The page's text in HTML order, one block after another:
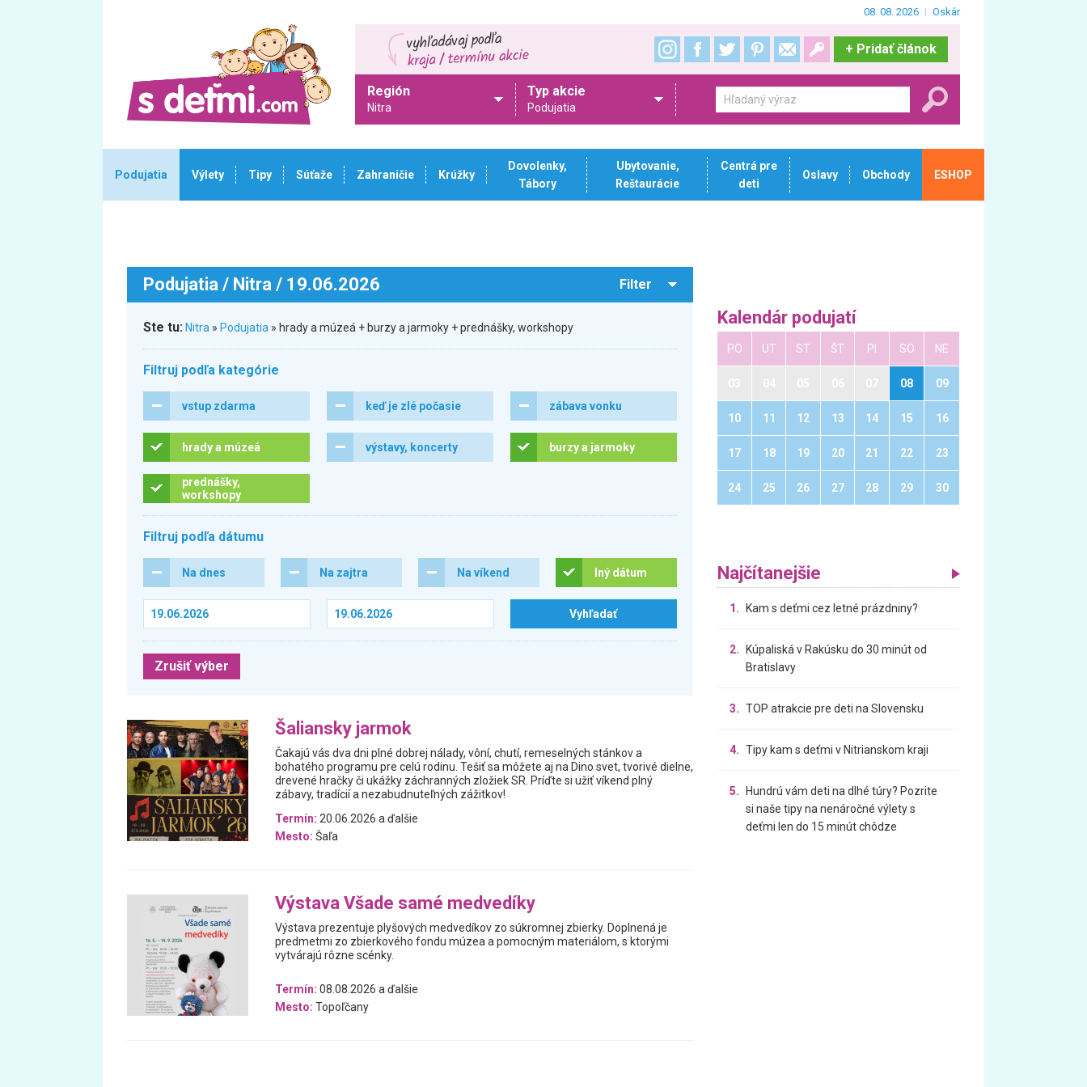
08. 08. 2026 Oskár
+ Pridať článok
Región
Nitra
Typ akcie
Podujatia
Podujatia Výlety Tipy Súťaže Zahraničie Krúžky
Dovolenky,
Tábory
Ubytovanie,
Reštaurácie
Centrá pre
deti
Oslavy Obchody ESHOP
Podujatia / Nitra / 19.06.2026 Filter
Ste tu: Nitra » Podujatia » hrady a múzeá + burzy a jarmoky + prednášky, workshopy
Filtruj podľa kategórie
vstup zdarma keď je zlé počasie zábava vonku
hrady a múzeá výstavy, koncerty burzy a jarmoky
prednášky,
workshopy
Filtruj podľa dátumu
Na dnes Na zajtra Na víkend Iný dátum
Zrušiť výber
Šaliansky jarmok
Čakajú vás dva dni plné dobrej nálady, vôní, chutí, remeselných stánkov a
bohatého programu pre celú rodinu. Tešiť sa môžete aj na Dino svet, tvorivé dielne,
drevené hračky či ukážky záchranných zložiek SR. Príďte si užiť víkend plný
zábavy, tradícií a nezabudnuteľných zážitkov!
Termín: 20.06.2026 a ďalšie
Mesto: Šaľa
Výstava Všade samé medvedíky
Výstava prezentuje plyšových medvedíkov zo súkromnej zbierky. Doplnená je
predmetmi zo zbierkového fondu múzea a pomocným materiálom, s ktorými
vytvárajú rôzne scénky.
Termín: 08.08.2026 a ďalšie
Mesto: Topoľčany
Kalendár podujatí
PO UT ST ŠT PI SO NE
08 09
10 11 12 13 14 15 16
17 18 19 20 21 22 23
24 25 26 27 28 29 30
Najčítanejšie
1. Kam s deťmi cez letné prázdniny?
2.
Kúpaliská v Rakúsku do 30 minút od
Bratislavy
3. TOP atrakcie pre deti na Slovensku
4. Tipy kam s deťmi v Nitrianskom kraji
5.
Hundrú vám deti na dlhé túry? Pozrite
si naše tipy na nenáročné výlety s
deťmi len do 15 minút chôdze